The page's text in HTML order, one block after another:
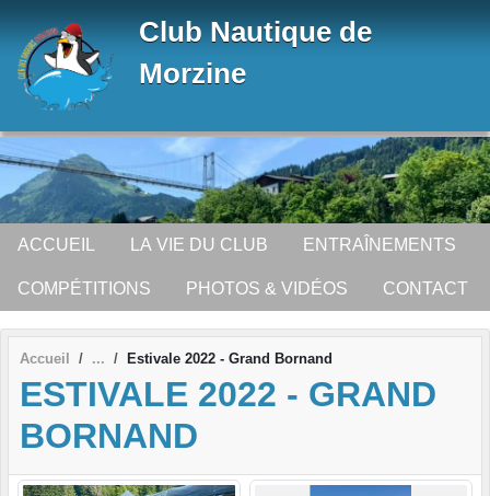
Club Nautique de
Morzine
ACCUEIL LA VIE DU CLUB ENTRAÎNEMENTS
COMPÉTITIONS PHOTOS & VIDÉOS CONTACT
Accueil Estivale 2022 - Grand Bornand
ESTIVALE 2022 - GRAND
BORNAND